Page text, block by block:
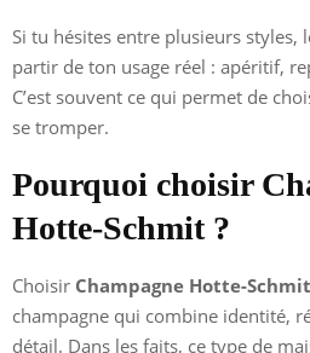
Si tu hésites entre plusieurs styles,
partir de ton usage réel : apéritif,
C’est souvent ce qui permet de
se tromper.
Pourquoi choisir
Hotte-Schmit ?
Choisir Champagne Hotte-Schmit
champagne qui combine identité,
détail. Dans les faits, ce type de